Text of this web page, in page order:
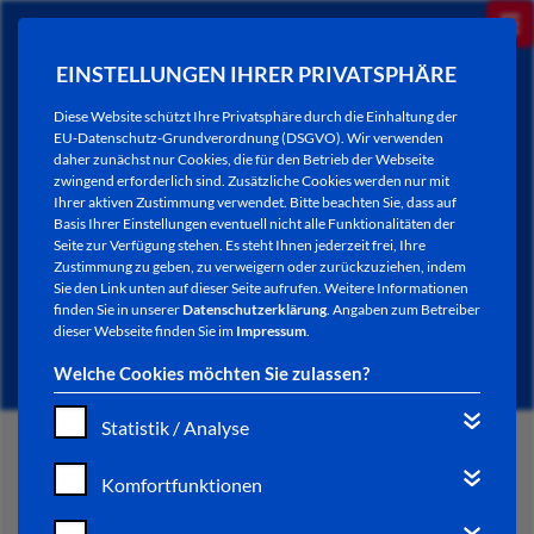
EINSTELLUNGEN IHRER PRIVATSPHÄRE
Diese Website schützt Ihre Privatsphäre durch die Einhaltung der
EU-Datenschutz-Grundverordnung (DSGVO). Wir verwenden
daher zunächst nur Cookies, die für den Betrieb der Webseite
zwingend erforderlich sind. Zusätzliche Cookies werden nur mit
Ihrer aktiven Zustimmung verwendet. Bitte beachten Sie, dass auf
Basis Ihrer Einstellungen eventuell nicht alle Funktionalitäten der
Seite zur Verfügung stehen. Es steht Ihnen jederzeit frei, Ihre
Zustimmung zu geben, zu verweigern oder zurückzuziehen, indem
Sie den Link unten auf dieser Seite aufrufen. Weitere Informationen
finden Sie in unsererDatenschutzerklärung. Angaben zum Betreiber
dieser Webseite finden Sie im Impressum.
Welche Cookies möchten Sie zulassen?
Statistik / Analyse
Komfortfunktionen
SENIORENCLUBS
START